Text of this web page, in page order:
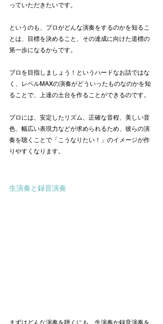
っていただきたいです。
というのも、プロがどんな演奏をするのかを知るこ
とは、目標を決めること、その達成に向けた道標の
第一歩になるからです。
プロを目指しましょう！というハードなお話ではな
く、レベルMAXの演奏がどういったものなのかを知
ることで、上達の土台を作ることができるのです。
プロには、安定したリズム、正確な音程、美しい音
色、幅広い表現力などが求められるため、彼らの演
奏を聴くことで「こうなりたい！」のイメージが作
りやすくなります。
生演奏と録音演奏